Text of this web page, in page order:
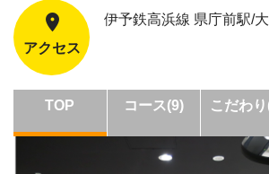
アクセス
伊予鉄高浜線 県庁前駅/
TOP コース(9) こだわ